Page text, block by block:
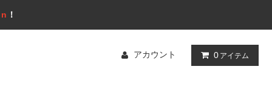
！
アカウント 0 アイテム